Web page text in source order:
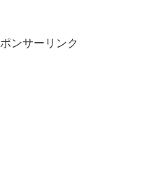
ンサーリンク